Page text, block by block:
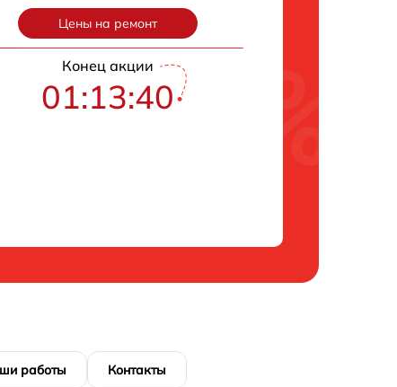
Цены на ремонт
Конец акции
01:13:39
работы Контакты